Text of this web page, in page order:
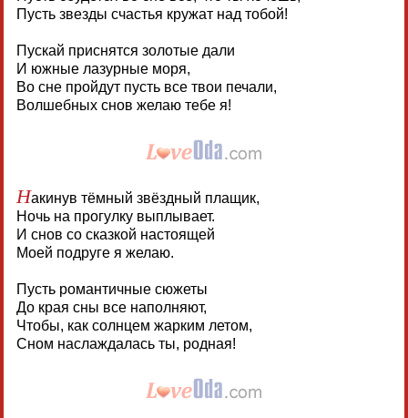
Пусть звезды счастья кружат над тобой!
Пускай приснятся золотые дали
И южные лазурные моря,
Во сне пройдут пусть все твои печали,
Волшебных снов желаю тебе я!
Накинув тёмный звёздный плащик,
Ночь на прогулку выплывает.
И снов со сказкой настоящей
Моей подруге я желаю.
Пусть романтичные сюжеты
До края сны все наполняют,
Чтобы, как солнцем жарким летом,
Сном наслаждалась ты, родная!